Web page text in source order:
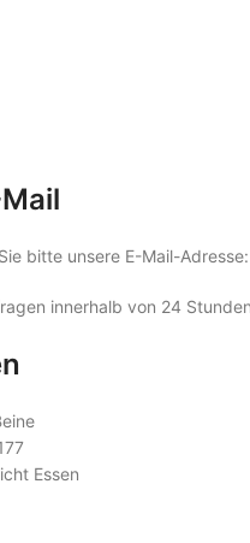
bitte unsere E-Mail-Adresse:
innerhalb von 24
Essen